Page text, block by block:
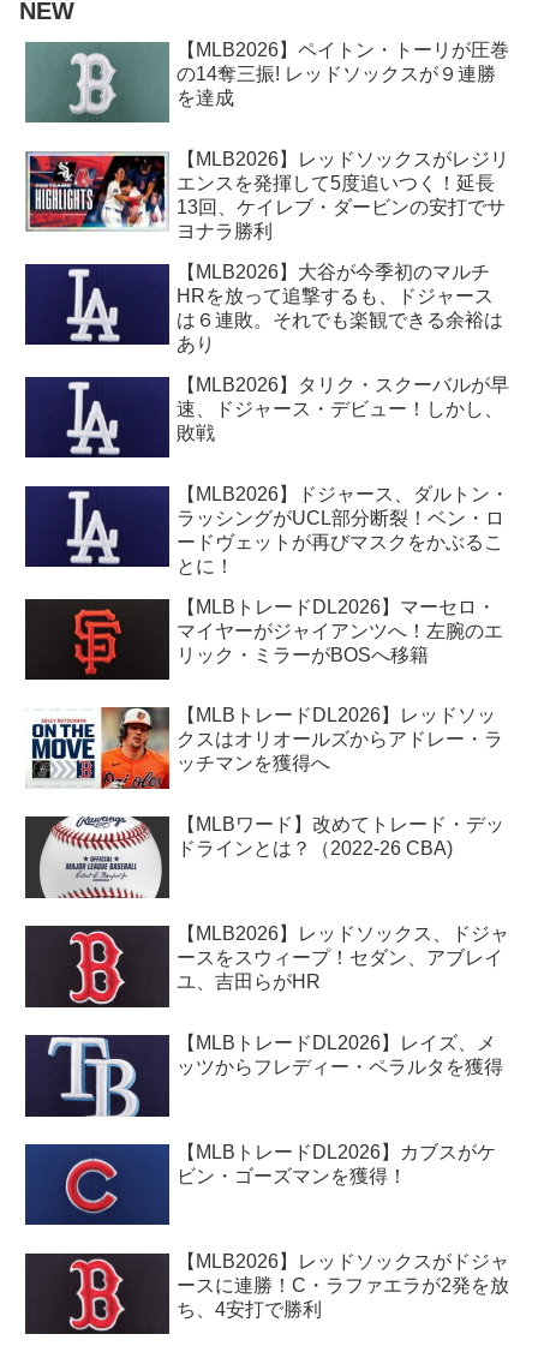
NEW
【MLB2026】ペイトン・トーリが圧巻
の14奪三振! レッドソックスが９連勝
を達成
【MLB2026】レッドソックスがレジリ
エンスを発揮して5度追いつく！延長
13回、ケイレブ・ダービンの安打でサ
ヨナラ勝利
【MLB2026】大谷が今季初のマルチ
HRを放って追撃するも、ドジャース
は６連敗。それでも楽観できる余裕は
あり
【MLB2026】タリク・スクーバルが早
速、ドジャース・デビュー！しかし、
敗戦
【MLB2026】ドジャース、ダルトン・
ラッシングがUCL部分断裂！ベン・ロ
ードヴェットが再びマスクをかぶるこ
とに！
【MLBトレードDL2026】マーセロ・
マイヤーがジャイアンツへ！左腕のエ
リック・ミラーがBOSへ移籍
【MLBトレードDL2026】レッドソッ
クスはオリオールズからアドレー・ラ
ッチマンを獲得へ
【MLBワード】改めてトレード・デッ
ドラインとは？（2022-26 CBA)
【MLB2026】レッドソックス、ドジャ
ースをスウィープ！セダン、アブレイ
ユ、吉田らがHR
【MLBトレードDL2026】レイズ、メ
ッツからフレディー・ペラルタを獲得
【MLBトレードDL2026】カブスがケ
ビン・ゴーズマンを獲得！
【MLB2026】レッドソックスがドジャ
ースに連勝！C・ラファエラが2発を放
ち、4安打で勝利